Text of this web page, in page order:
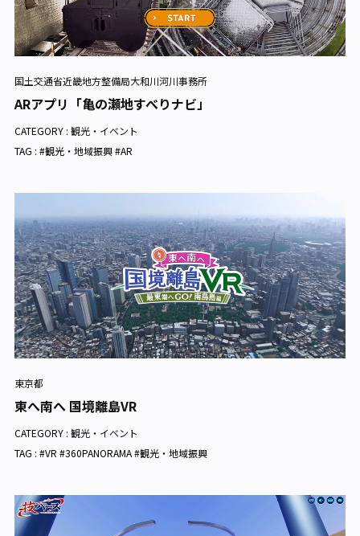
国土交通省近畿地方整備局大和川河川事務所
ARアプリ「亀の瀬地すべりナビ」
CATEGORY : 観光・イベント
TAG : #観光・地域振興 #AR
東京都
東へ南へ 国境離島VR
CATEGORY : 観光・イベント
TAG : #VR #360PANORAMA #観光・地域振興